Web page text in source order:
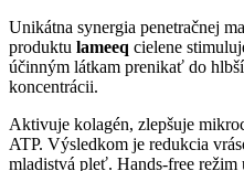
Unikátna synergia penetračnej
produktu lameeq cielene
účinným látkam prenikať do
koncentrácii.
Aktivuje kolagén, zlepšuje
ATP. Výsledkom je redukcia
mladistvá pleť. Hands-free